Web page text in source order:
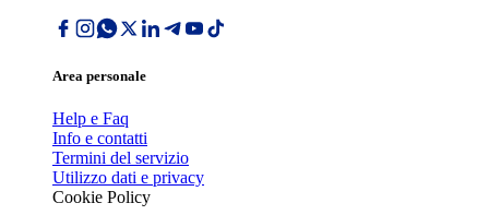
Area personale
Help e Faq
Info e contatti
Termini del servizio
Utilizzo dati e privacy
Cookie Policy